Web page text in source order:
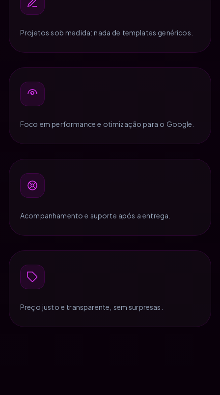
Projetos sob medida: nada de templates genéricos.
Foco em performance e otimização para o Google.
Acompanhamento e suporte após a entrega.
Preço justo e transparente, sem surpresas.